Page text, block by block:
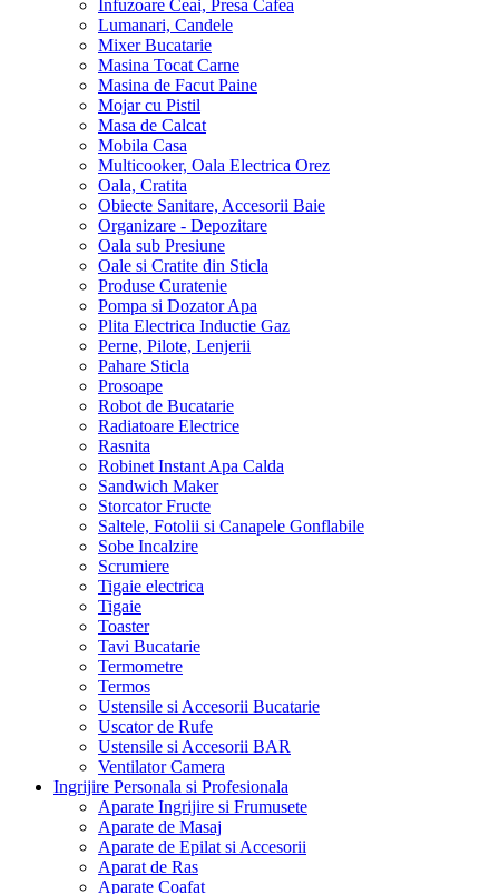
Infuzoare Ceai, Presa Cafea
Lumanari, Candele
Mixer Bucatarie
Masina Tocat Carne
Masina de Facut Paine
Mojar cu Pistil
Masa de Calcat
Mobila Casa
Multicooker, Oala Electrica Orez
Oala, Cratita
Obiecte Sanitare, Accesorii Baie
Organizare - Depozitare
Oala sub Presiune
Oale si Cratite din Sticla
Produse Curatenie
Pompa si Dozator Apa
Plita Electrica Inductie Gaz
Perne, Pilote, Lenjerii
Pahare Sticla
Prosoape
Robot de Bucatarie
Radiatoare Electrice
Rasnita
Robinet Instant Apa Calda
Sandwich Maker
Storcator Fructe
Saltele, Fotolii si Canapele Gonflabile
Sobe Incalzire
Scrumiere
Tigaie electrica
Tigaie
Toaster
Tavi Bucatarie
Termometre
Termos
Ustensile si Accesorii Bucatarie
Uscator de Rufe
Ustensile si Accesorii BAR
Ventilator Camera
Ingrijire Personala si Profesionala
Aparate Ingrijire si Frumusete
Aparate de Masaj
Aparate de Epilat si Accesorii
Aparat de Ras
Aparate Coafat